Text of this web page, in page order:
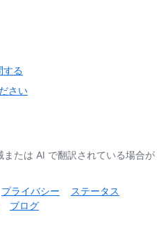
する
さい
たは AI で翻訳されている場合が
プライバシー
ステータス
ブログ